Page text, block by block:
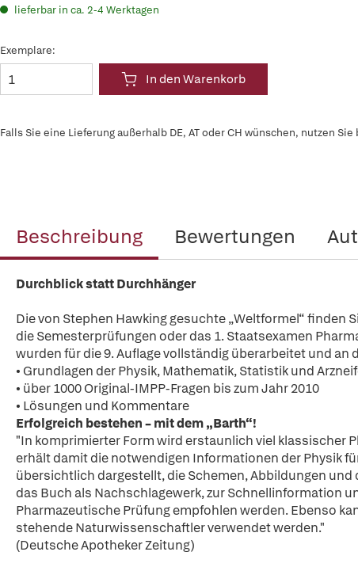
lieferbar in ca. 2-4 Werktagen
Exemplare:
In den Warenkorb
Falls Sie eine Lieferung außerhalb DE, AT oder CH wünschen, nutzen
Beschreibung Bewertungen
Durchblick statt Durchhänger
Die von Stephen Hawking gesuchte „Weltformel“ finden
die Semesterprüfungen oder das 1. Staatsexamen
wurden für die 9. Auflage vollständig überarbeitet und
• Grundlagen der Physik, Mathematik, Statistik und
• über 1000 Original-IMPP-Fragen bis zum Jahr 2010
• Lösungen und Kommentare
Erfolgreich bestehen – mit dem „Barth“!
"In komprimierter Form wird erstaunlich viel klassischer
erhält damit die notwendigen Informationen der Physik
übersichtlich dargestellt, die Schemen, Abbildungen
das Buch als Nachschlagewerk, zur Schnellinformation
Pharmazeutische Prüfung empfohlen werden. Ebenso
stehende Naturwissenschaftler verwendet werden."
(Deutsche Apotheker Zeitung)